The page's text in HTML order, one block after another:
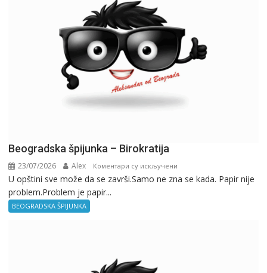
Beogradska špijunka – Birokratija
23/07/2026 Alex Коментари су искључени
Beogradska
U opštini sve može da se završi.Samo ne zna se kada. Papir nije
problem.Problem je papir...
BEOGRADSKA ŠPIJUNKA